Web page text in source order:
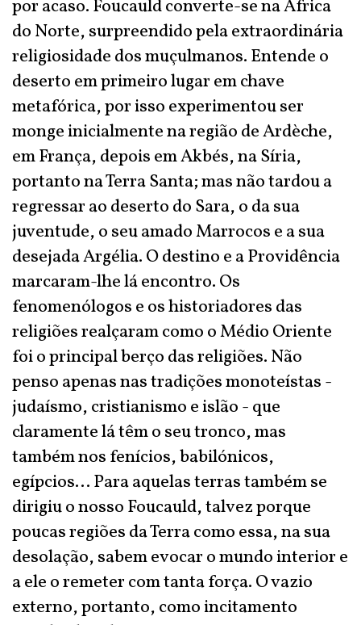
por acaso. Foucauld converte-se na África
do Norte, surpreendido pela extraordinária
religiosidade dos muçulmanos. Entende o
deserto em primeiro lugar em chave
metafórica, por isso experimentou ser
monge inicialmente na região de Ardèche,
em França, depois em Akbés, na Síria,
portanto na Terra Santa; mas não tardou a
regressar ao deserto do Sara, o da sua
juventude, o seu amado Marrocos e a sua
desejada Argélia. O destino e a Providência
marcaram-lhe lá encontro. Os
fenomenólogos e os historiadores das
religiões realçaram como o Médio Oriente
foi o principal berço das religiões. Não
penso apenas nas tradições monoteístas -
judaísmo, cristianismo e islão - que
claramente lá têm o seu tronco, mas
também nos fenícios, babilónicos,
egípcios... Para aquelas terras também se
dirigiu o nosso Foucauld, talvez porque
poucas regiões da Terra como essa, na sua
desolação, sabem evocar o mundo interior e
a ele o remeter com tanta força. O vazio
externo, portanto, como incitamento